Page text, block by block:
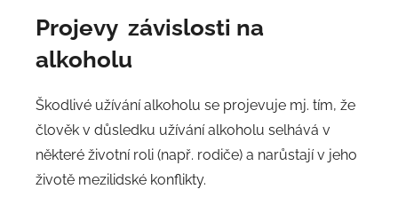
Projevy závislosti na
alkoholu
Škodlivé užívání alkoholu se projevuje mj. tím, že
člověk v důsledku užívání alkoholu selhává v
některé životní roli (např. rodiče) a narůstají v jeho
životě mezilidské konflikty.